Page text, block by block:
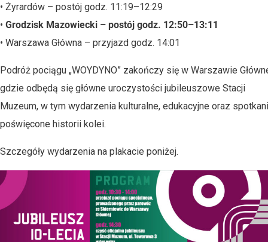
• Żyrardów – postój godz. 11:19–12:29
• Grodzisk Mazowiecki – postój godz. 12:50–13:11
• Warszawa Główna – przyjazd godz. 14:01
Podróż pociągu „WOYDYNO” zakończy się w Warszawie
gdzie odbędą się główne uroczystości jubileuszowe Stacji
Muzeum, w tym wydarzenia kulturalne, edukacyjne oraz
poświęcone historii kolei.
Szczegóły wydarzenia na plakacie poniżej.